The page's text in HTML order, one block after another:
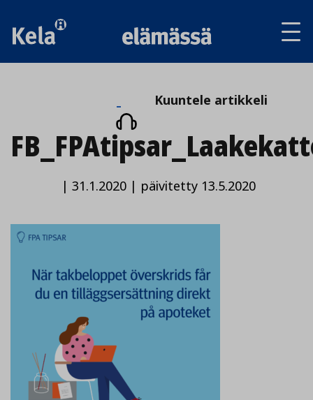
Kuuntele
artikkeli
Kuuntele artikkeli
| 31.1.2020| päivitetty 13.5.2020